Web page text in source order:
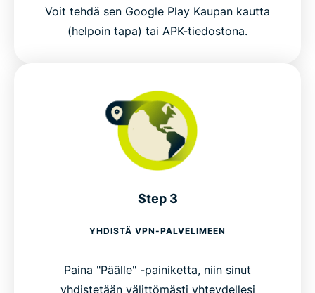
Voit tehdä sen Google Play Kaupan kautta
(helpoin tapa) tai APK-tiedostona.
Step 3
YHDISTÄ VPN-PALVELIMEEN
Paina "Päälle" -painiketta, niin sinut
yhdistetään välittömästi yhteydellesi